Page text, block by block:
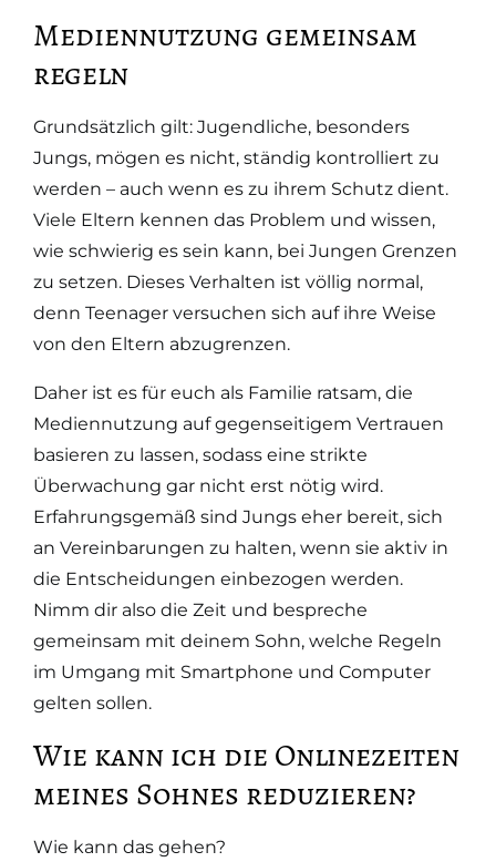
Mediennutzung gemeinsam
regeln
Grundsätzlich gilt: Jugendliche, besonders
Jungs, mögen es nicht, ständig kontrolliert zu
werden – auch wenn es zu ihrem Schutz dient.
Viele Eltern kennen das Problem und wissen,
wie schwierig es sein kann, bei Jungen Grenzen
zu setzen. Dieses Verhalten ist völlig normal,
denn Teenager versuchen sich auf ihre Weise
von den Eltern abzugrenzen.
Daher ist es für euch als Familie ratsam, die
Mediennutzung auf gegenseitigem Vertrauen
basieren zu lassen, sodass eine strikte
Überwachung gar nicht erst nötig wird.
Erfahrungsgemäß sind Jungs eher bereit, sich
an Vereinbarungen zu halten, wenn sie aktiv in
die Entscheidungen einbezogen werden.
Nimm dir also die Zeit und bespreche
gemeinsam mit deinem Sohn, welche Regeln
im Umgang mit Smartphone und Computer
gelten sollen.
Wie kann ich die Onlinezeiten
meines Sohnes reduzieren?
Wie kann das gehen?